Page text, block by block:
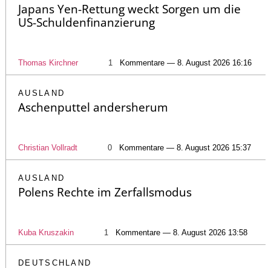
Japans Yen-Rettung weckt Sorgen um die
US-Schuldenfinanzierung
Thomas Kirchner 1 Kommentare — 8. August 2026 16:16
AUSLAND
Aschenputtel andersherum
Christian Vollradt 0 Kommentare — 8. August 2026 15:37
AUSLAND
Polens Rechte im Zerfallsmodus
Kuba Kruszakin 1 Kommentare — 8. August 2026 13:58
DEUTSCHLAND